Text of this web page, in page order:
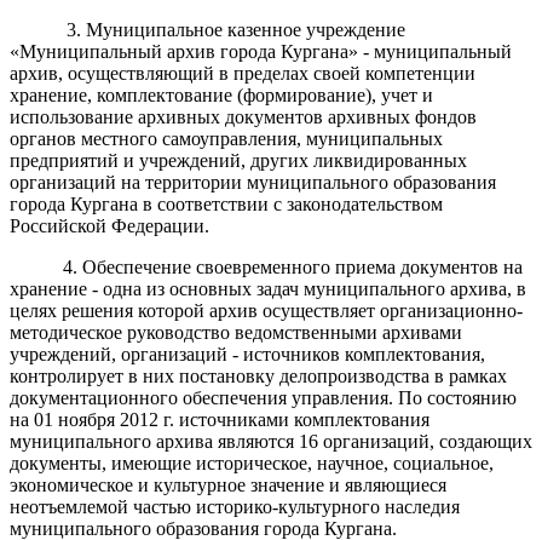
3. Муниципальное казенное учреждение
«Муниципальный архив города Кургана» - муниципальный
архив, осуществляющий в пределах своей компетенции
хранение, комплектование (формирование), учет и
использование архивных документов архивных фондов
органов местного самоуправления, муниципальных
предприятий и учреждений, других ликвидированных
организаций на территории муниципального образования
города Кургана в соответствии с законодательством
Российской Федерации.
4. Обеспечение своевременного приема документов на
хранение - одна из основных задач муниципального архива, в
целях решения которой архив осуществляет организационно-
методическое руководство ведомственными архивами
учреждений, организаций - источников комплектования,
контролирует в них постановку делопроизводства в рамках
документационного обеспечения управления. По состоянию
на 01 ноября 2012 г. источниками комплектования
муниципального архива являются 16 организаций, создающих
документы, имеющие историческое, научное, социальное,
экономическое и культурное значение и являющиеся
неотъемлемой частью историко-культурного наследия
муниципального образования города Кургана.